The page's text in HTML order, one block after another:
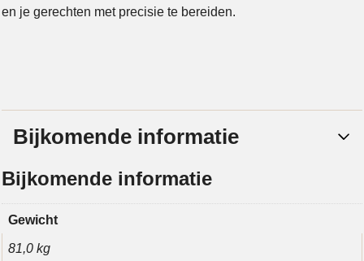
en je gerechten met precisie te bereiden.
Bijkomende informatie
Bijkomende informatie
Gewicht
81,0 kg